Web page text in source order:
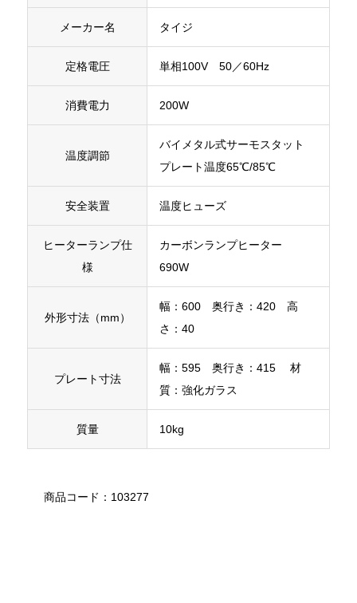
メーカー名 タイジ
定格電圧 単相100V 50／60Hz
消費電力 200W
温度調節
バイメタル式サーモスタット
プレート温度65℃/85℃
安全装置 温度ヒューズ
ヒーターランプ仕
様
カーボンランプヒーター
690W
外形寸法（mm）
幅：600 奥行き：420 高
さ：40
プレート寸法
幅：595 奥行き：415 材
質：強化ガラス
質量 10kg
商品コード：103277